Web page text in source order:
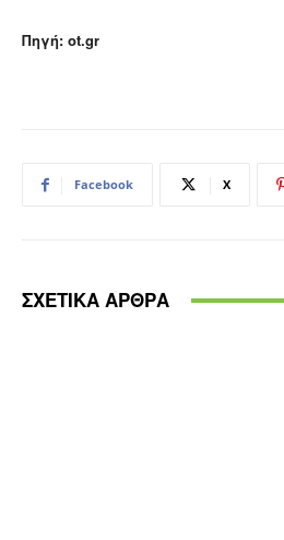
Πηγή: ot.gr
Facebook X
ΣΧΕΤΙΚΑ ΑΡΘΡΑ